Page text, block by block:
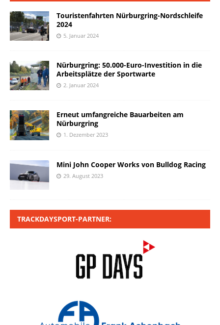
Touristenfahrten Nürburgring-Nordschleife
2024
5. Januar 2024
Nürburgring: 50.000-Euro-Investition in die
Arbeitsplätze der Sportwarte
2. Januar 2024
Erneut umfangreiche Bauarbeiten am
Nürburgring
1. Dezember 2023
Mini John Cooper Works von Bulldog Racing
29. August 2023
TRACKDAYSPORT-PARTNER: